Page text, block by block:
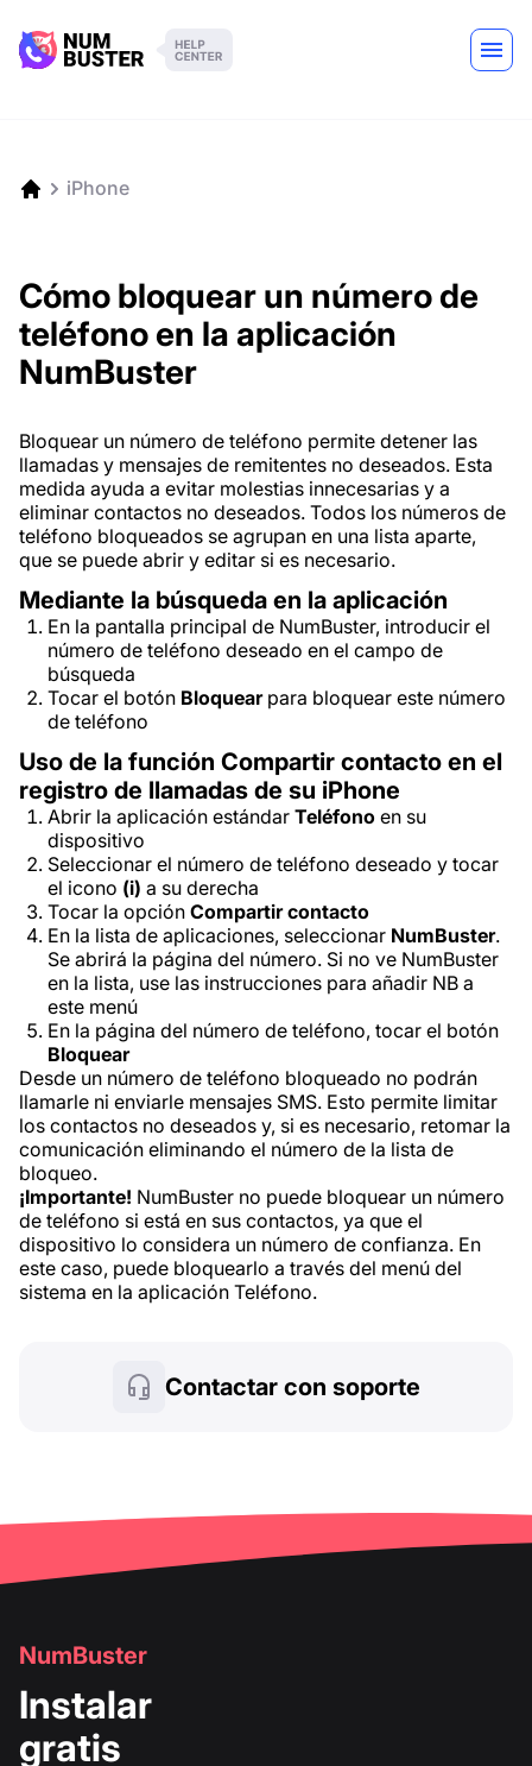
iPhone
Cómo bloquear un número de
teléfono en la aplicación
NumBuster
Bloquear un número de teléfono permite detener las
llamadas y mensajes de remitentes no deseados. Esta
medida ayuda a evitar molestias innecesarias y a
eliminar contactos no deseados. Todos los números de
teléfono bloqueados se agrupan en una lista aparte,
que se puede abrir y editar si es necesario.
Mediante la búsqueda en la aplicación
En la pantalla principal de NumBuster, introducir el
número de teléfono deseado en el campo de
búsqueda
Tocar el botón Bloquearpara bloquear este número
de teléfono
Uso de la función Compartir contacto en el
registro de llamadas de su iPhone
Abrir la aplicación estándar Teléfono en su
dispositivo
Seleccionar el número de teléfono deseado y tocar
el icono (i) a su derecha
Tocar la opción Compartir contacto
En la lista de aplicaciones, seleccionar NumBuster.
Se abrirá la página del número. Si no ve NumBuster
en la lista, use las instrucciones para añadir NB a
este menú
En la página del número de teléfono, tocar el botón
Bloquear
Desde un número de teléfono bloqueado no podrán
llamarle ni enviarle mensajes SMS. Esto permite limitar
los contactos no deseados y, si es necesario, retomar la
comunicación eliminando el número de la lista de
bloqueo.
¡Importante! NumBuster no puede bloquear un número
de teléfono si está en sus contactos, ya que el
dispositivo lo considera un número de confianza. En
este caso, puede bloquearlo a través del menú del
sistema en la aplicación Teléfono.
Contactar con soporte
NumBuster
Instalar
gratis